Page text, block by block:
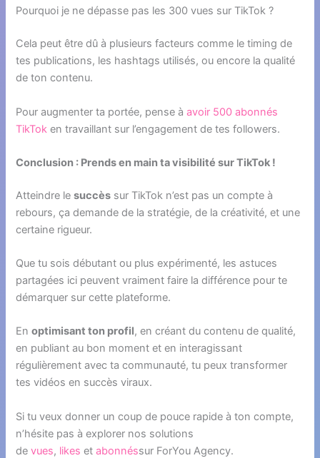
Pourquoi je ne dépasse pas les 300 vues sur TikTok ?
Cela peut être dû à plusieurs facteurs comme le timing de
tes publications, les hashtags utilisés, ou encore la qualité
de ton contenu.
Pour augmenter ta portée, pense àavoir 500 abonnés
TikTok en travaillant sur l’engagement de tes followers.
Conclusion : Prends en main ta visibilité sur TikTok !
Atteindre lesuccès sur TikTok n’est pas un compte à
rebours, ça demande de la stratégie, de la créativité, et une
certaine rigueur.
Que tu sois débutant ou plus expérimenté, les astuces
partagées ici peuvent vraiment faire la différence pour te
démarquer sur cette plateforme.
Enoptimisant ton profil, en créant du contenu de qualité,
en publiant au bon moment et en interagissant
régulièrement avec ta communauté, tu peux transformer
tes vidéos en succès viraux.
Si tu veux donner un coup de pouce rapide à ton compte,
n’hésite pas à explorer nos solutions
devues, likes etabonnéssur ForYou Agency.